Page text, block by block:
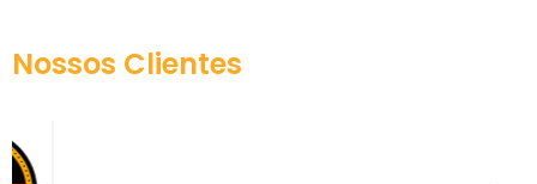
Nossos Clientes